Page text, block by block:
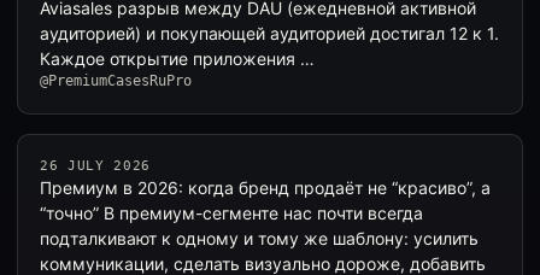
Aviasales разрыв между DAU (ежедневной активной
аудиторией) и покупающей аудиторией достигал 12 к 1.
Каждое открытие приложения …
@PremiumCasesRuPro
26 JULY 2026
Премиум в 2026: когда бренд продаёт не “красиво”, а
“точно” В премиум-сегменте нас почти всегда
подталкивают к одному и тому же шаблону: усилить
коммуникации, сделать визуально дороже, добавить